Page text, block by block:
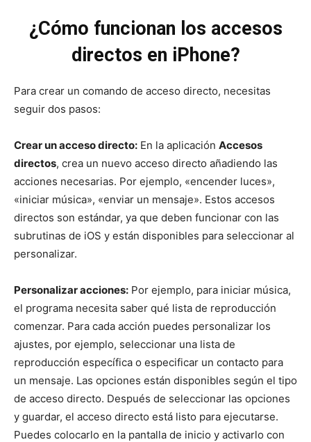
¿Cómo funcionan los accesos
directos en iPhone?
Para crear un comando de acceso directo, necesitas
seguir dos pasos:
Crear un acceso directo: En la aplicación Accesos
directos, crea un nuevo acceso directo añadiendo las
acciones necesarias. Por ejemplo, «encender luces»,
«iniciar música», «enviar un mensaje». Estos accesos
directos son estándar, ya que deben funcionar con las
subrutinas de iOS y están disponibles para seleccionar al
personalizar.
Personalizar acciones: Por ejemplo, para iniciar música,
el programa necesita saber qué lista de reproducción
comenzar. Para cada acción puedes personalizar los
ajustes, por ejemplo, seleccionar una lista de
reproducción específica o especificar un contacto para
un mensaje. Las opciones están disponibles según el tipo
de acceso directo. Después de seleccionar las opciones
y guardar, el acceso directo está listo para ejecutarse.
Puedes colocarlo en la pantalla de inicio y activarlo con